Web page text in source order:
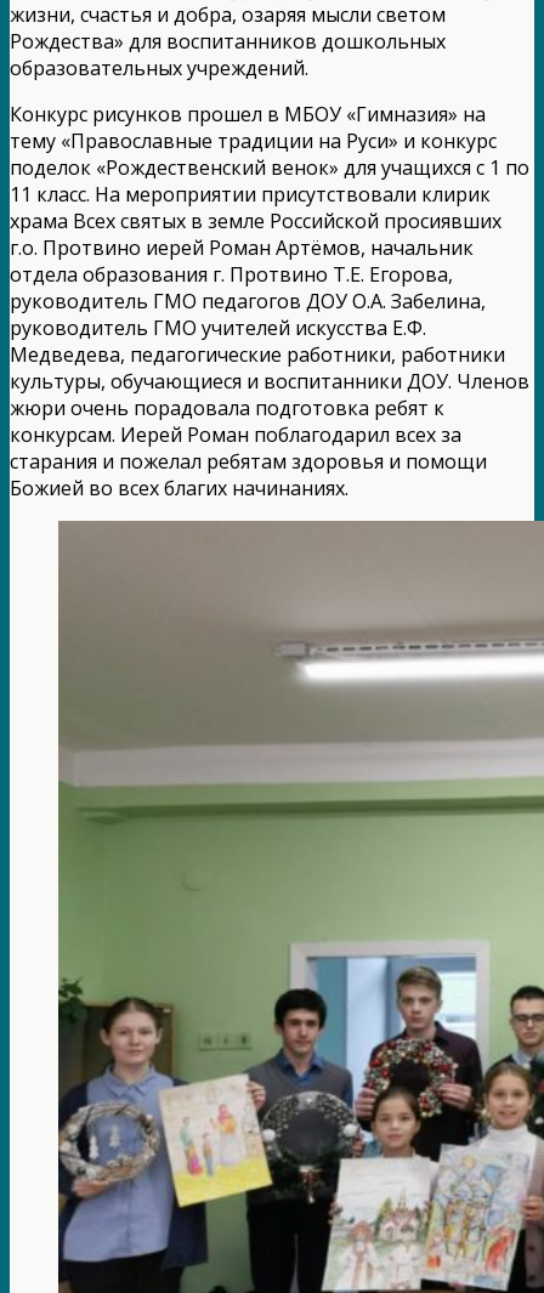
жизни, счастья и добра, озаряя мысли светом
Рождества» для воспитанников дошкольных
образовательных учреждений.
Конкурс рисунков прошел в МБОУ «Гимназия» на
тему «Православные традиции на Руси» и конкурс
поделок «Рождественский венок» для учащихся с 1 по
11 класс. На мероприятии присутствовали клирик
храма Всех святых в земле Российской просиявших
г.о. Протвино иерей Роман Артёмов, начальник
отдела образования г. Протвино Т.Е. Егорова,
руководитель ГМО педагогов ДОУ О.А. Забелина,
руководитель ГМО учителей искусства Е.Ф.
Медведева, педагогические работники, работники
культуры, обучающиеся и воспитанники ДОУ. Членов
жюри очень порадовала подготовка ребят к
конкурсам. Иерей Роман поблагодарил всех за
старания и пожелал ребятам здоровья и помощи
Божией во всех благих начинаниях.